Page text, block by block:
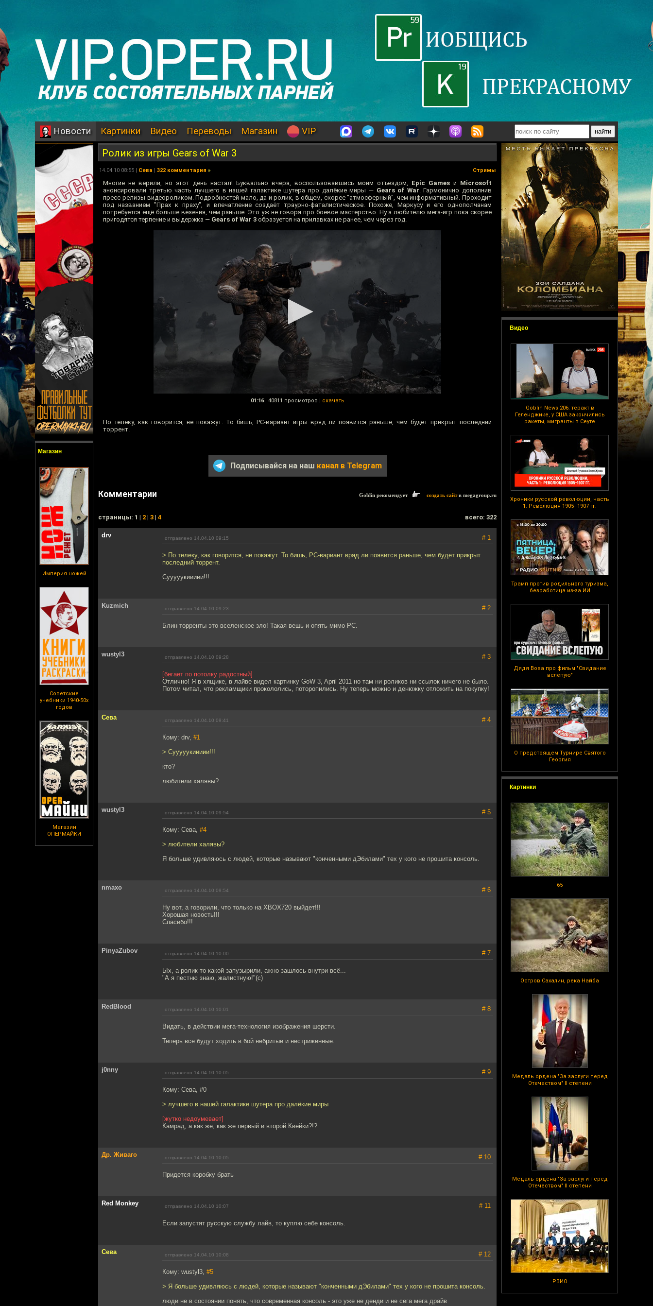
Новости Картинки Видео Переводы Магазин VIP
Магазин
Империя ножей
Советские
учебники 1940-50х
годов
Магазин
ОПЕРМАЙКИ
Видео
Goblin News 206: теракт в
Геленджике, у США закончились
ракеты, мигранты в Сеуте
Хроники русской революции, часть
1: Революция 1905–1907 гг.
Трамп против родильного туризма,
безработица из-за ИИ
Дядя Вова про фильм "Свидание
вслепую"
О предстоящем Турнире Святого
Георгия
Картинки
65
Остров Сахалин, река Найба
Медаль ордена "За заслуги перед
Отечеством" II степени
Медаль ордена "За заслуги перед
Отечеством" II степени
РВИО
Ролик из игры Gears of War 3
14.04.10 08:55 | Сева | 322 комментария » Стримы
Многие не верили, но этот день настал! Буквально вчера, воспользовавшись моим отъездом, Epic Games и Microsoft
анонсировали третью часть лучшего в нашей галактике шутера про далёкие миры — Gears of War. Гармонично дополнив
пресс-релизы видеороликом. Подробностей мало, да и ролик, в общем, скорее "атмосферный", чем информативный. Проходит
под названием "Прах к праху", и впечатление создаёт траурно-фаталистическое. Похоже, Маркусу и его однополчанам
потребуется ещё больше везения, чем раньше. Это уж не говоря про боевое мастерство. Ну а любителю мега-игр пока скорее
пригодятся терпение и выдержка — Gears of War 3 образуется на прилавках не ранее, чем через год.
01:16 | 40811 просмотров | скачать
По телеку, как говорится, не покажут. То бишь, PC-вариант игры вряд ли появится раньше, чем будет прикрыт последний
торрент.
Подписывайся на наш канал в Telegram
Комментарии Goblin рекомендует создать сайтв megagroup.ru
cтраницы: 1 | 2 | 3 | 4 всего: 322
drv отправлено 14.04.10 09:15 # 1
> По телеку, как говорится, не покажут. То бишь, PC-вариант вряд ли появится раньше, чем будет прикрыт
последний торрент.
Сууууукиииии!!!
Kuzmich отправлено 14.04.10 09:23 # 2
Блин торренты это вселенское зло! Такая вешь и опять мимо PC.
wustyl3 отправлено 14.04.10 09:28 # 3
[бегает по потолку радостный]
Отлично! Я в хящике, в лайве видел картинку GoW 3, April 2011 но там ни роликов ни ссылок ничего не было.
Потом читал, что рекламщики прокололись, поторопились. Ну теперь можно и денюжку отложить на покупку!
Сева отправлено 14.04.10 09:41 # 4
Кому: drv, #1
> Сууууукиииии!!!
кто?
любители халявы?
wustyl3 отправлено 14.04.10 09:54 # 5
Кому: Сева, #4
> любители халявы?
Я больше удивляюсь с людей, которые называют "конченными дЭбилами" тех у кого не прошита консоль.
nmaxo отправлено 14.04.10 09:54 # 6
Ну вот, а говорили, что только на XBOX720 выйдет!!!
Хорошая новость!!!
Спасибо!!!
PinyaZubov отправлено 14.04.10 10:00 # 7
Ых, а ролик-то какой запузырили, ажно зашлось внутри всё...
"А я пестню знаю, жалистную!"(с)
RedBlood отправлено 14.04.10 10:01 # 8
Видать, в действии мега-технология изображения шерсти.
Теперь все будут ходить в бой небритые и нестриженные.
j0nny отправлено 14.04.10 10:05 # 9
Кому: Сева, #0
> лучшего в нашей галактике шутера про далёкие миры
[жутко недоумевает]
Камрад, а как же, как же первый и второй Квейки?!?
Др. Живаго отправлено 14.04.10 10:05 # 10
Придется коробку брать
Red Monkey отправлено 14.04.10 10:07 # 11
Если запустят русскую службу лайв, то куплю себе консоль.
Сева отправлено 14.04.10 10:08 # 12
Кому: wustyl3, #5
> Я больше удивляюсь с людей, которые называют "конченными дЭбилами" тех у кого не прошита консоль.
люди не в состоянии понять, что современная консоль - это уже не денди и не сега мега драйв